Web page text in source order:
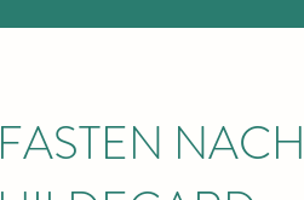
FASTEN NACH